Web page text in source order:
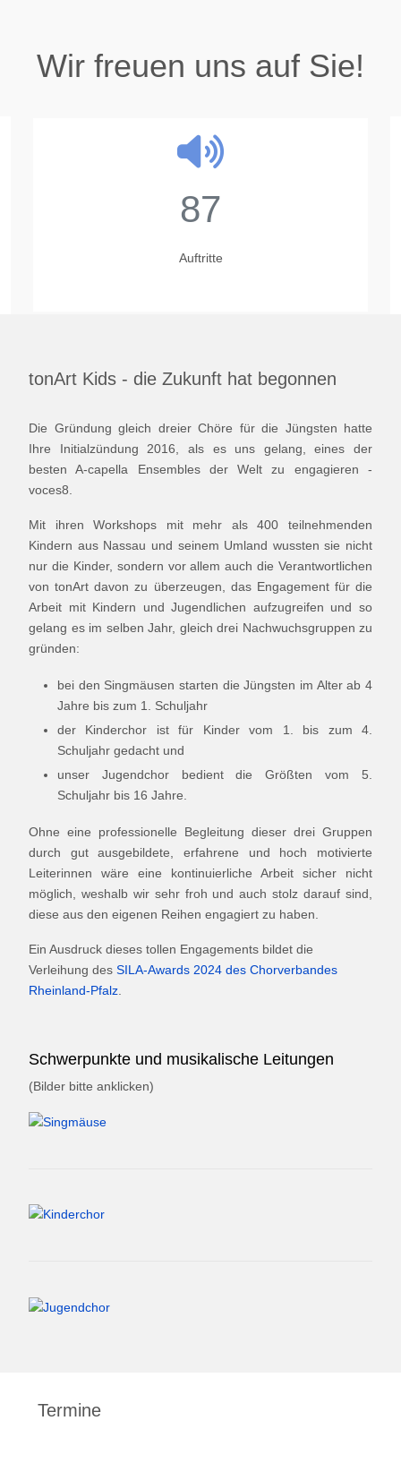
Wir freuen uns auf Sie!
87
Auftritte
tonArt Kids - die Zukunft hat begonnen
Die Gründung gleich dreier Chöre für die Jüngsten hatte
Ihre Initialzündung 2016, als es uns gelang, eines der
besten A-capella Ensembles der Welt zu engagieren -
voces8.
Mit ihren Workshops mit mehr als 400 teilnehmenden
Kindern aus Nassau und seinem Umland wussten sie nicht
nur die Kinder, sondern vor allem auch die Verantwortlichen
von tonArt davon zu überzeugen, das Engagement für die
Arbeit mit Kindern und Jugendlichen aufzugreifen und so
gelang es im selben Jahr, gleich drei Nachwuchsgruppen zu
gründen:
bei den Singmäusen starten die Jüngsten im Alter ab 4
Jahre bis zum 1. Schuljahr
der Kinderchor ist für Kinder vom 1. bis zum 4.
Schuljahr gedacht und
unser Jugendchor bedient die Größten vom 5.
Schuljahr bis 16 Jahre.
Ohne eine professionelle Begleitung dieser drei Gruppen
durch gut ausgebildete, erfahrene und hoch motivierte
Leiterinnen wäre eine kontinuierliche Arbeit sicher nicht
möglich, weshalb wir sehr froh und auch stolz darauf sind,
diese aus den eigenen Reihen engagiert zu haben.
Ein Ausdruck dieses tollen Engagements bildet die
Verleihung des SILA-Awards 2024 des Chorverbandes
Rheinland-Pfalz
Schwerpunkte und musikalische Leitungen
(Bilder bitte anklicken)
Termine